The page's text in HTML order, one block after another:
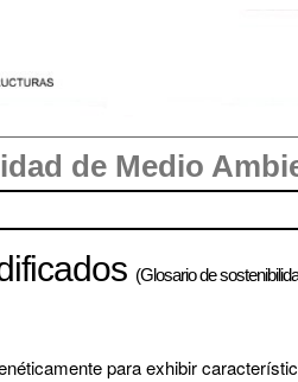
de Medio
(Glosario de
para exhibir